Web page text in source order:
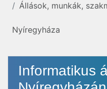
Állások, munkák,
Nyíregyháza
Informatikus